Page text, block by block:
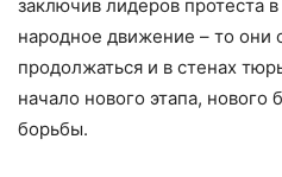
заключив лидеров протеста
народное движение – то они
продолжаться и в стенах
начало нового этапа, нового
борьбы.